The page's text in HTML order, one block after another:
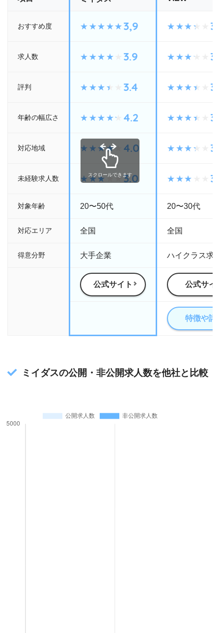
おすすめ度 3,9
求人数 3.9
評判 3.4
年齢の幅広さ 4.2
対応地域 4.0
未経験求人数 3.0
対象年齢 20〜50代 20〜30代
対応エリア 全国 全国
得意分野 大手企業 ハイクラス求
公式サイト 公式サイ
特徴や詳
スクロールできます
ミイダスの公開・非公開求人数を他社と比較